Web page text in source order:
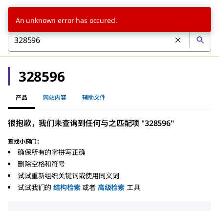
328596
产品 网站内容 辅助文件
很抱歉，我们未查询到任何与之匹配项 "328596"
查找小窍门：
确保所有的字拼写正确
删除空格和符号
试试重新组织关键词或使用同义词
试试我们的 结构检索 或者 高级检索 工具
An unknown error has occured.